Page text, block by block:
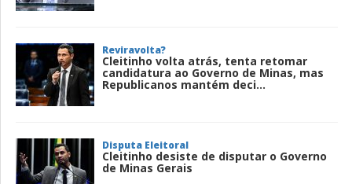
Reviravolta?
Cleitinho volta atrás, tenta retomar
candidatura ao Governo de Minas, mas
Republicanos mantém deci...
Disputa Eleitoral
Cleitinho desiste de disputar o Governo
de Minas Gerais